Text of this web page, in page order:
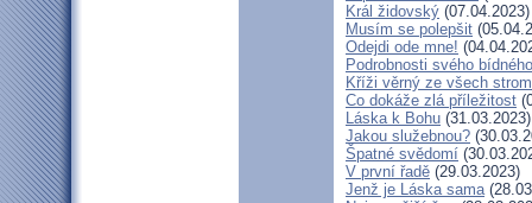
Král židovský (07.04.2023)
Musím se polepšit
Odejdi ode mne!
Podrobnosti svého
Kříži věrný ze všech
Co dokáže zlá příležitost
Láska k Bohu (31.03.2023)
Jakou služebnou?
Špatné svědomí
V první řadě (29.03.2023)
Jenž je Láska sama